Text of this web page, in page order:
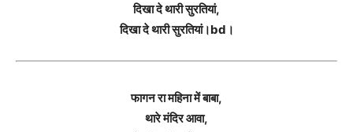
दिखा दे थारी सुरतियां,
दिखा दे थारी सुरतियां।bd।
फागन रा महिना में बाबा,
थारे मंदिर आवा,